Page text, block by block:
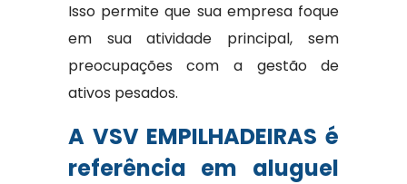
Isso permite que sua empresa foque
em sua atividade principal, sem
preocupações com a gestão de
ativos pesados.
A VSV EMPILHADEIRAS é
referência em aluguel